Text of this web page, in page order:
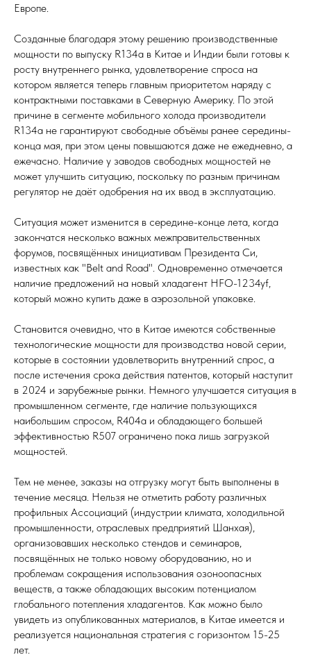
Европе.
Созданные благодаря этому решению производственные
мощности по выпуску R134a в Китае и Индии были готовы к
росту внутреннего рынка, удовлетворение спроса на
котором является теперь главным приоритетом наряду с
контрактными поставками в Северную Америку. По этой
причине в сегменте мобильного холода производители
R134а не гарантируют свободные объёмы ранее середины-
конца мая, при этом цены повышаются даже не ежедневно, а
ежечасно. Наличие у заводов свободных мощностей не
может улучшить ситуацию, поскольку по разным причинам
регулятор не даёт одобрения на их ввод в эксплуатацию.
Ситуация может изменится в середине-конце лета, когда
закончатся несколько важных межправительственных
форумов, посвящённых инициативам Президента Си,
известных как "Belt and Road". Одновременно отмечается
наличие предложений на новый хладагент HFO-1234yf,
который можно купить даже в аэрозольной упаковке.
Становится очевидно, что в Китае имеются собственные
технологические мощности для производства новой серии,
которые в состоянии удовлетворить внутренний спрос, а
после истечения срока действия патентов, который наступит
в 2024 и зарубежные рынки. Немного улучшается ситуация в
промышленном сегменте, где наличие пользующихся
наибольшим спросом, R404a и обладающего большей
эффективностью R507 ограничено пока лишь загрузкой
мощностей.
Тем не менее, заказы на отгрузку могут быть выполнены в
течение месяца. Нельзя не отметить работу различных
профильных Ассоциаций (индустрии климата, холодильной
промышленности, отраслевых предприятий Шанхая),
организовавших несколько стендов и семинаров,
посвящённых не только новому оборудованию, но и
проблемам сокращения использования озоноопасных
веществ, а также обладающих высоким потенциалом
глобального потепления хладагентов. Как можно было
увидеть из опубликованных материалов, в Китае имеется и
реализуется национальная стратегия с горизонтом 15-25
лет.